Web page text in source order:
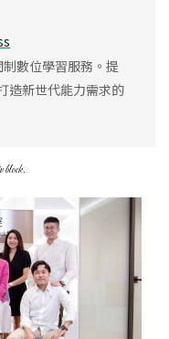
制數位學習服務。提
造新世代能力需求的
block.